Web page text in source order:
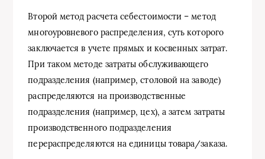
Второй метод расчета себестоимости – метод
многоуровневого распределения, суть которого
заключается в учете прямых и косвенных затрат.
При таком методе затраты обслуживающего
подразделения (например, столовой на заводе)
распределяются на производственные
подразделения (например, цех), а затем затраты
производственного подразделения
перераспределяются на единицы товара/заказа.